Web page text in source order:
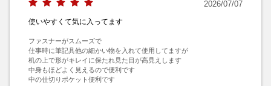
2026/07/07
使いやすくて気に入ってます
ファスナーがスムーズで
仕事時に筆記具他の細かい物を入れて使用してますが
机の上で形がキレイに保たれ見た目が高見えします
中身もほどよく見えるので便利です
中の仕切りポケット便利です